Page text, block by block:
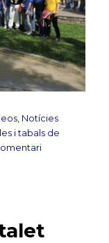
Notícies
i tabals de
a
a